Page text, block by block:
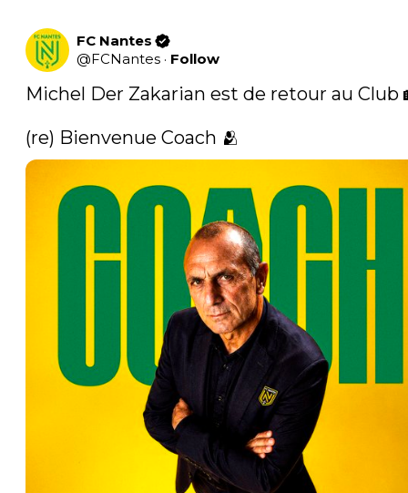
FC Nantes
@FCNantes · Follow
Michel Der Zakarian est de retour au Club
(re) Bienvenue Coach 🫂